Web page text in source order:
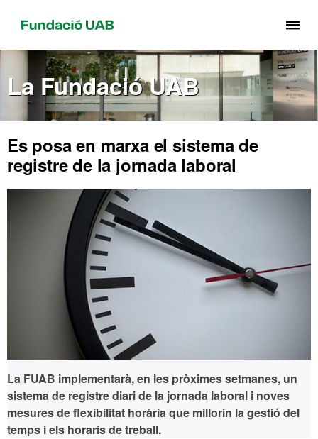
el
de
La Fundació UAB
Es posa en marxa el sistema de
registre de la jornada laboral
La FUAB implementarà, en les pròximes setmanes, un
sistema de registre diari de la jornada laboral i noves
mesures de flexibilitat horària que millorin la gestió del
temps i els horaris de treball.